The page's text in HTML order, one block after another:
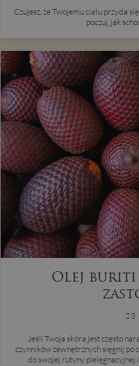
Czujesz, że Twojemu ciału przyda
poczuj, jak
Olej buriti
23
Jeśli Twoja skóra jest często
czynników zewnętrznych sięgnij po
do swojej rutyny pielęgnacyjnej